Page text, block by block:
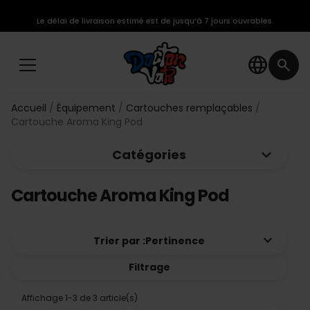
language search
Le délai de livraison estimé est de jusqu’à 7 jours ouvrables.
Accueil Équipement
Cartouches remplaçables
Cartouche Aroma King Pod
Catégories keyboard_arrow_down
Cartouche Aroma King Pod
Trier par :Pertinence keyboard_arrow_down
Filtrage
Affichage 1-3 de 3 article(s)